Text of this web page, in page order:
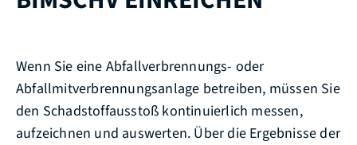
Wenn Sie eine Abfallverbrennungs- oder
Abfallmitverbrennungsanlage betreiben, müssen Sie
den Schadstoffausstoß kontinuierlich messen,
aufzeichnen und auswerten. Über die Ergebnisse der